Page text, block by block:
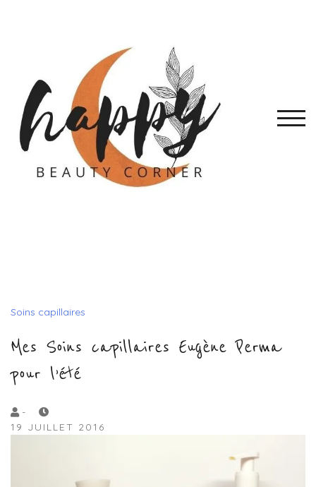
Soins capillaires
Mes Soins capillaires Eugène Perma
pour l’été
by
Lola
-
19 JUILLET 2016